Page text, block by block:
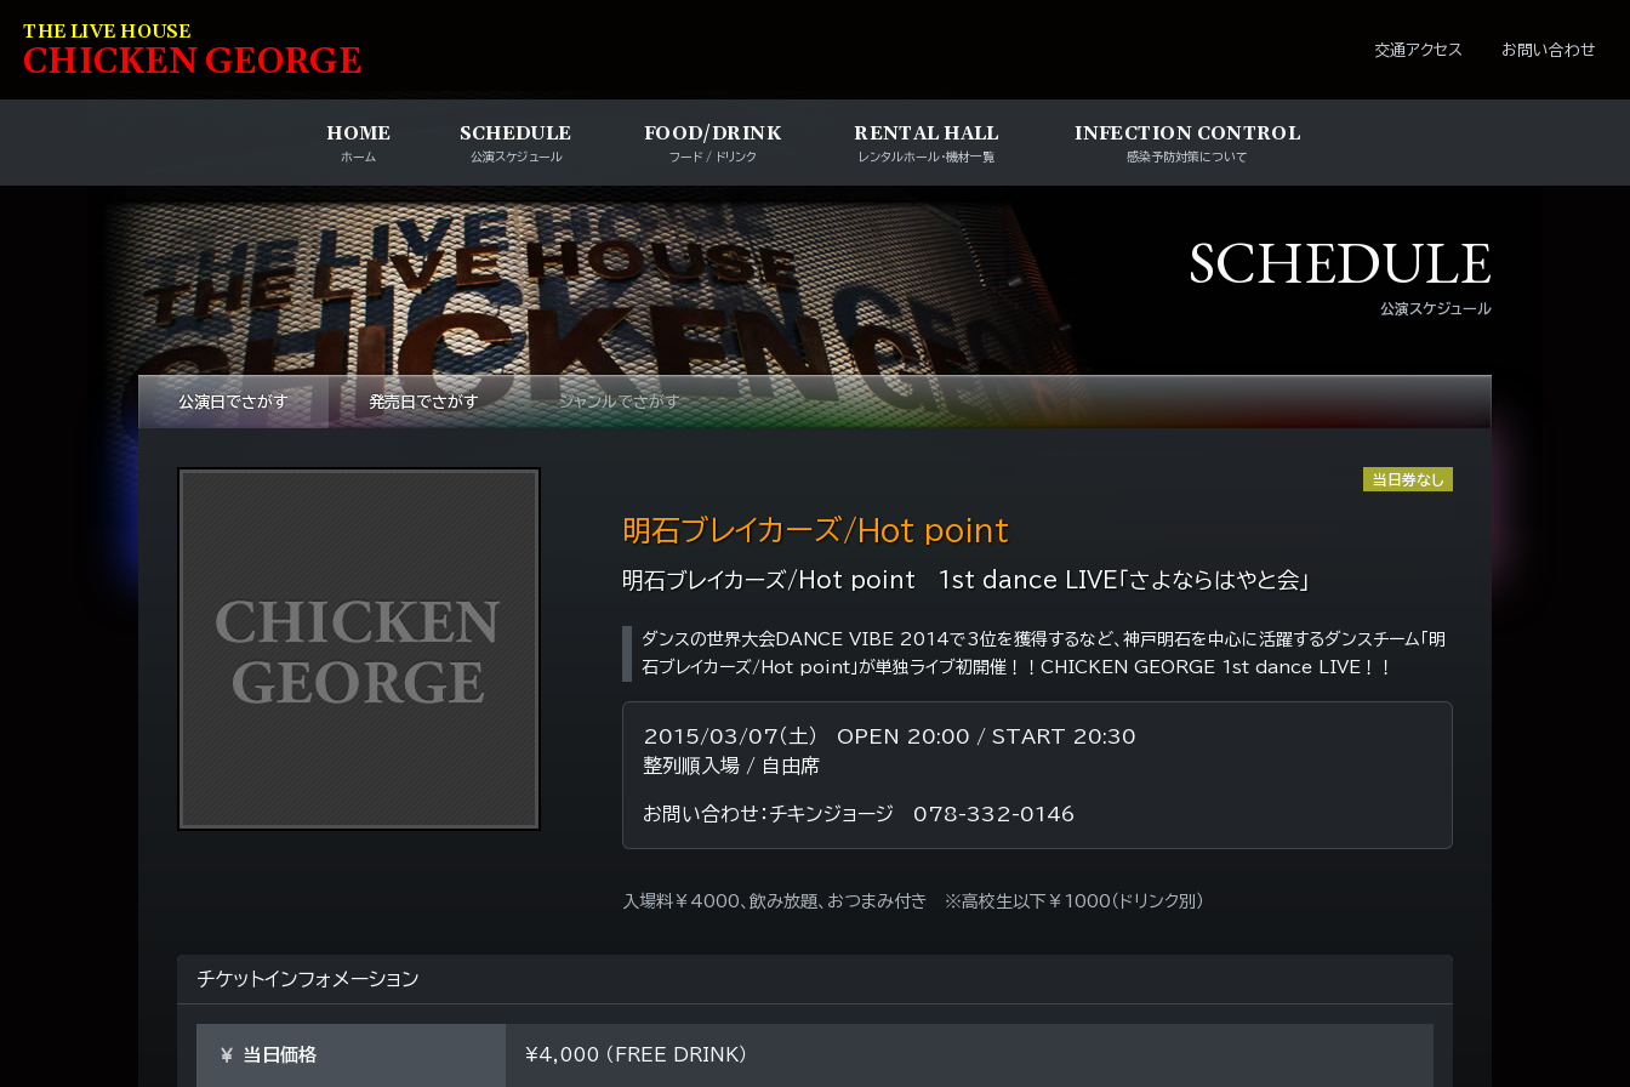
THE LIVE HOUSE
CHICKENGEORGE 交通アクセス お問い合わせ
HOME
ホーム
SCHEDULE
公演スケジュール
FOOD/DRINK
フード / ドリンク
RENTAL HALL
レンタルホール・機材一覧
INFECTION CONTROL
感染予防対策について
公演スケジュール
SCHEDULE
公演日でさがす 発売日でさがす ジャンルでさがす
当日券なし
明石ブレイカーズ/Hot point 1st dance LIVE「さよならはやと会」
明石ブレイカーズ/Hot point
ダンスの世界大会DANCE VIBE 2014で3位を獲得するなど、神戸明石を中心に活躍するダンスチーム「明
石ブレイカーズ/Hot point」が単独ライブ初開催！！CHICKEN GEORGE 1st dance LIVE！！
2015/03/07（土） OPEN 20:00 / START 20:30
整列順入場 / 自由席
お問い合わせ：チキンジョージ 078-332-0146
入場料￥4000、飲み放題、おつまみ付き ※高校生以下￥1000（ドリンク別）
チケットインフォメーション
当日価格 ¥4,000 （FREE DRINK）